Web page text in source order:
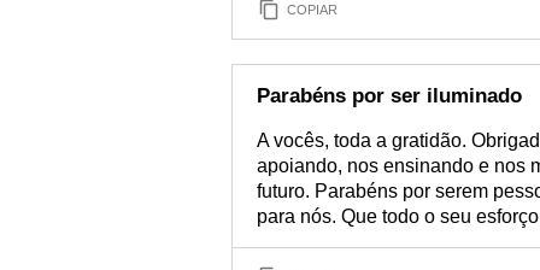
COPIAR
Parabéns por ser iluminado
A vocês, toda a gratidão.
apoiando, nos ensinando e nos
futuro. Parabéns por serem
para nós. Que todo o seu